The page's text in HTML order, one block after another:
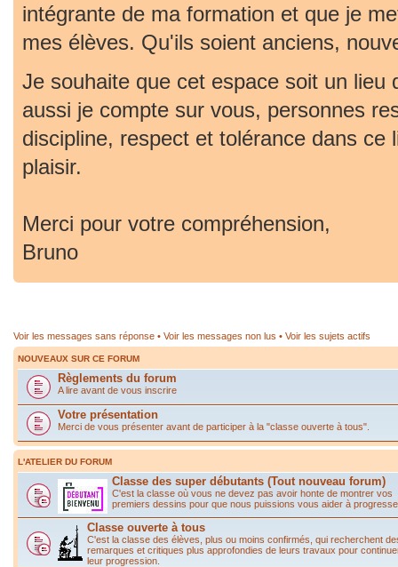
intégrante de ma formation et que je
mes élèves. Qu'ils soient anciens,
Je souhaite que cet espace soit un lieu
aussi je compte sur vous, personnes
discipline, respect et tolérance dans ce
plaisir.
Merci pour votre compréhension,
Bruno
Voir les messages sans réponse • Voir les messages non lus • Voir les sujets actifs
NOUVEAUX SUR CE FORUM
Règlements du forum
A lire avant de vous inscrire
Votre présentation
Merci de vous présenter avant de participer à la "classe ouverte à tous".
L'ATELIER DU FORUM
Classe des super débutants (Tout nouveau forum)
C'est la classe où vous ne devez pas avoir honte de montrer vos
premiers dessins pour que nous puissions vous aider à
Classe ouverte à tous
C'est la classe des élèves, plus ou moins confirmés, qui recherchent
remarques et critiques plus approfondies de leurs travaux pour
leur progression.